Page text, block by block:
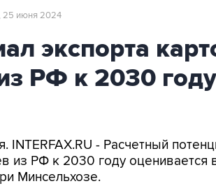
25 июня 2024
экспорта
РФ к 2030
INTERFAX.RU - Расчетный
из РФ к 2030 году оценивается
Минсельхозе.